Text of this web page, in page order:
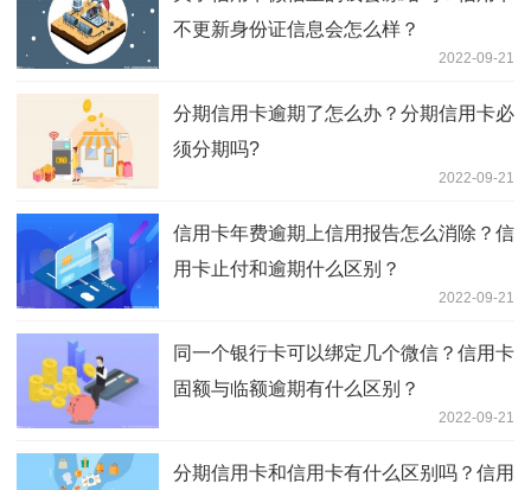
不更新身份证信息会怎么样？
2022-09-21
分期信用卡逾期了怎么办？分期信用卡必
须分期吗?
2022-09-21
信用卡年费逾期上信用报告怎么消除？信
用卡止付和逾期什么区别？
2022-09-21
同一个银行卡可以绑定几个微信？信用卡
固额与临额逾期有什么区别？
2022-09-21
分期信用卡和信用卡有什么区别吗？信用